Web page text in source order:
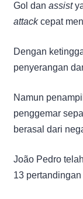
Gol dan assist
attackcepat
Dengan
penyerangan
Namun
penggemar
berasal dari
João Pedro
13